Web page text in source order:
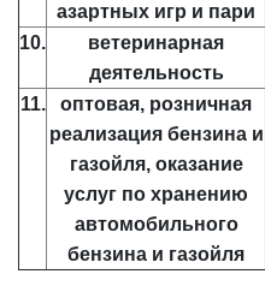
азартных игр и пари
10.
ветеринарная
деятельность
11.
оптовая, розничная
реализация бензина и
газойля, оказание
услуг по хранению
автомобильного
бензина и газойля